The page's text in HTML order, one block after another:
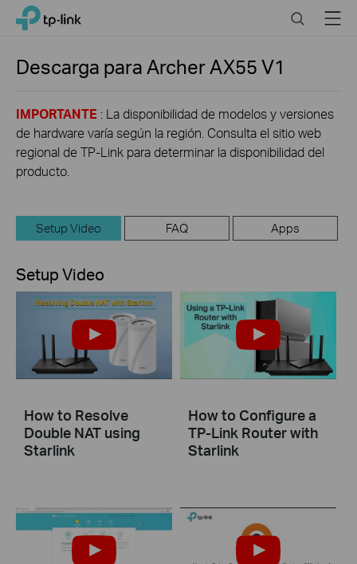
Click
navigation
TP-Link, Reliably Smart SearchMenu
Descarga paraArcher AX55V1
IMPORTANTE : La disponibilidad de modelos y versiones
de hardware varía según la región. Consulta el sitio web
regional de TP-Link para determinar la disponibilidad del
producto.
Setup Video FAQ Apps
Setup Video
How to Resolve
Double NAT using
Starlink
How to Configure a
TP-Link Router with
Starlink